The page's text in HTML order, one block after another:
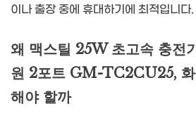
이나 출장 중에 휴대하기에 최적입니다.
왜 맥스틸 25W 초고속 충전
원 2포트 GM-TC2CU25, 화
해야 할까